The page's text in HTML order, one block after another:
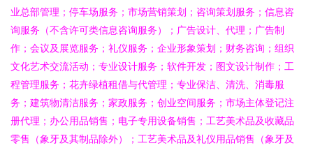
业总部管理；停车场服务；市场营销策划；咨询策划服务；信息咨
询服务（不含许可类信息咨询服务）；广告设计、代理；广告制
作；会议及展览服务；礼仪服务；企业形象策划；财务咨询；组织
文化艺术交流活动；专业设计服务；软件开发；图文设计制作；工
程管理服务；花卉绿植租借与代管理；专业保洁、清洗、消毒服
务；建筑物清洁服务；家政服务；创业空间服务；市场主体登记注
册代理；办公用品销售；电子专用设备销售；工艺美术品及收藏品
零售（象牙及其制品除外）；工艺美术品及礼仪用品销售（象牙及